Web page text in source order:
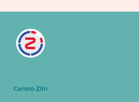
Centro Zlín